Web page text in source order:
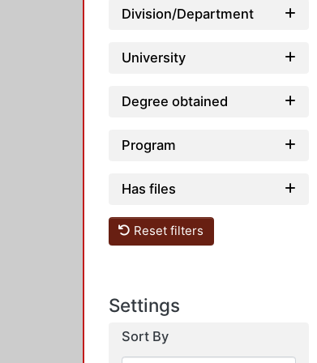
Division/Department
University
Degree obtained
Program
Has files
Reset filters
Settings
Sort By